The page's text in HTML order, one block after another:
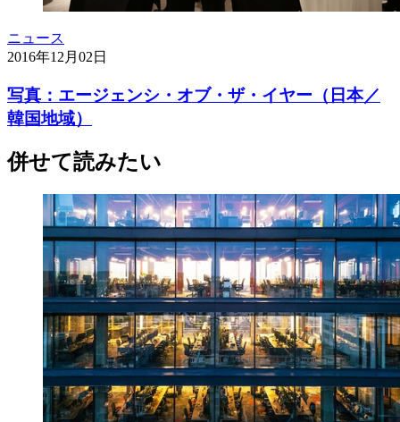
ニュース
2016年12月02日
写真：エージェンシ・オブ・ザ・イヤー（日本／
韓国地域）
併せて読みたい